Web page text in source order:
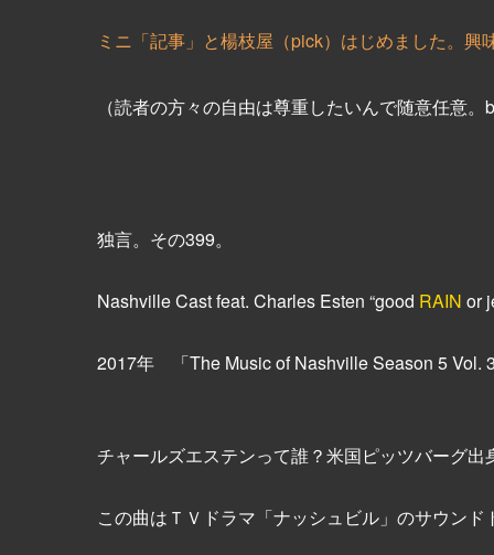
ミニ「記事」と楊枝屋（pick）はじめました。興
（読者の方々の自由は尊重したいんで随意任意。
独言。その399。
Nashville Cast feat. Charles Esten “good RAIN or
2017年 「The Music of Nashville Season 5 Vol.
チャールズエステンって誰？米国ピッツバーグ出
この曲はＴＶドラマ「ナッシュビル」のサウンド